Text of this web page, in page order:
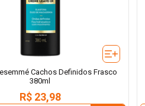
Cachos Definidos Frasco
380ml
R$ 23,98